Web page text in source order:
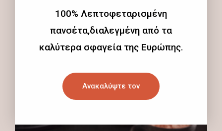
100% Λεπτοφεταρισμένη
πανσέτα,διαλεγμένη από τα
καλύτερα σφαγεία της Ευρώπης.
Ανακαλύψτε τον